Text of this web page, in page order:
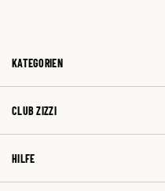
KATEGORIEN
CLUB ZIZZI
HILFE